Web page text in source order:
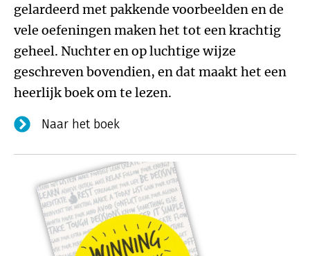
gelardeerd met pakkende voorbeelden en de
vele oefeningen maken het tot een krachtig
geheel. Nuchter en op luchtige wijze
geschreven bovendien, en dat maakt het een
heerlijk boek om te lezen.
Naar het boek